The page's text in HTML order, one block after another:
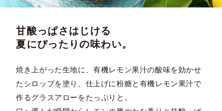
甘酸っぱさはじける
夏にぴったりの味わい。
焼き上がった生地に、有機レモン果汁の酸味を効かせ
たシロップを塗り、仕上げに粉糖と有機レモン果汁で
作るグラスアローをたっぷりと。